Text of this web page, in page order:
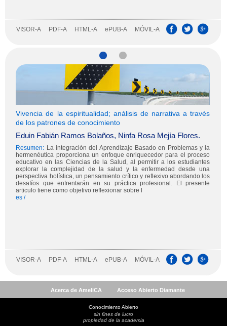
Acerca de AmeliCA Acceso Abierto Diamante
Conocimiento Abierto
sin fines de lucro
propiedad de la academia